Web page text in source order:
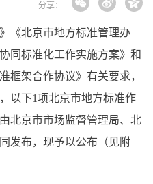
分享：
北京市地方标准管理办
同标准化工作实施方案》和
框架合作协议》有关要求，
以下1项北京市地方标准作
北京市市场监督管理局、北
发布，现予以公布（见附